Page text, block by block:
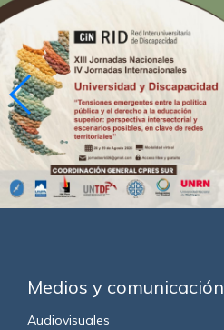
Medios y comunicación
Audiovisuales